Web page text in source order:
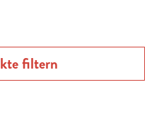
filtern